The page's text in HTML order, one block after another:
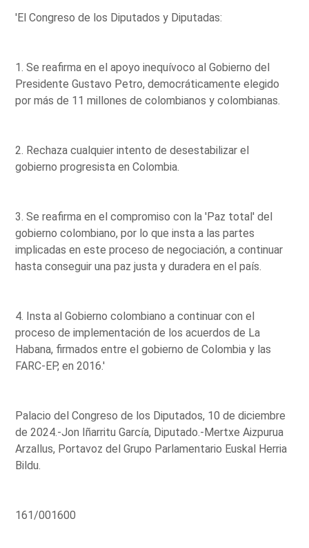
'El Congreso de los Diputados y Diputadas:
1. Se reafirma en el apoyo inequívoco al Gobierno del
Presidente Gustavo Petro, democráticamente elegido
por más de 11 millones de colombianos y colombianas.
2. Rechaza cualquier intento de desestabilizar el
gobierno progresista en Colombia.
3. Se reafirma en el compromiso con la 'Paz total' del
gobierno colombiano, por lo que insta a las partes
implicadas en este proceso de negociación, a continuar
hasta conseguir una paz justa y duradera en el país.
4. Insta al Gobierno colombiano a continuar con el
proceso de implementación de los acuerdos de La
Habana, firmados entre el gobierno de Colombia y las
FARC-EP, en 2016.'
Palacio del Congreso de los Diputados, 10 de diciembre
de 2024.-Jon Iñarritu García, Diputado.-Mertxe Aizpurua
Arzallus, Portavoz del Grupo Parlamentario Euskal Herria
Bildu.
161/001600